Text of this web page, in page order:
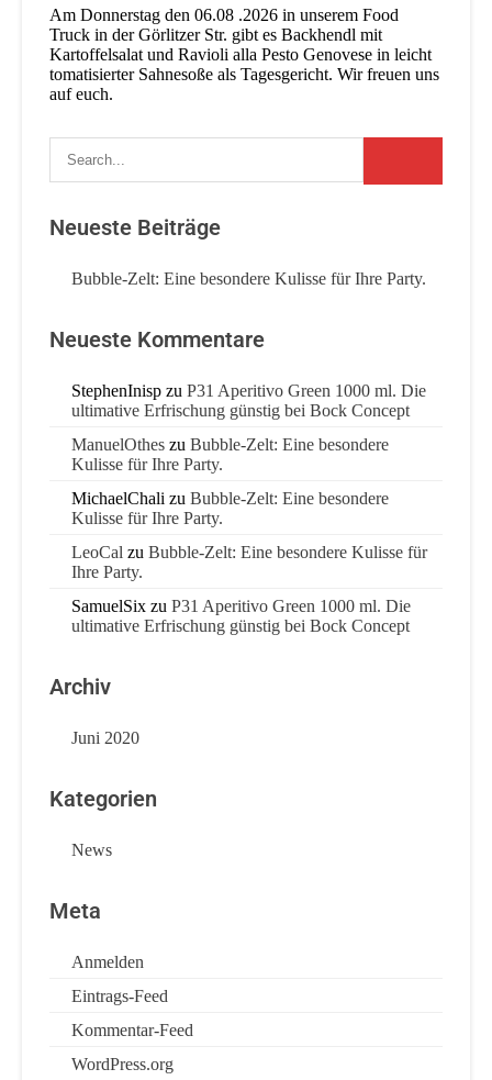
Am Donnerstag den 06.08 .2026 in unserem Food
Truck in der Görlitzer Str. gibt es Backhendl mit
Kartoffelsalat und Ravioli alla Pesto Genovese in leicht
tomatisierter Sahnesoße als Tagesgericht. Wir freuen uns
auf euch.
Neueste Beiträge
Bubble-Zelt: Eine besondere Kulisse für Ihre Party.
Neueste Kommentare
StephenInisp zu P31 Aperitivo Green 1000 ml. Die
ultimative Erfrischung günstig bei Bock Concept
ManuelOthes zu Bubble-Zelt: Eine besondere
Kulisse für Ihre Party.
MichaelChali zu Bubble-Zelt: Eine besondere
Kulisse für Ihre Party.
LeoCal zu Bubble-Zelt: Eine besondere Kulisse für
Ihre Party.
SamuelSix zu P31 Aperitivo Green 1000 ml. Die
ultimative Erfrischung günstig bei Bock Concept
Archiv
Juni 2020
Kategorien
News
Meta
Anmelden
Eintrags-Feed
Kommentar-Feed
WordPress.org